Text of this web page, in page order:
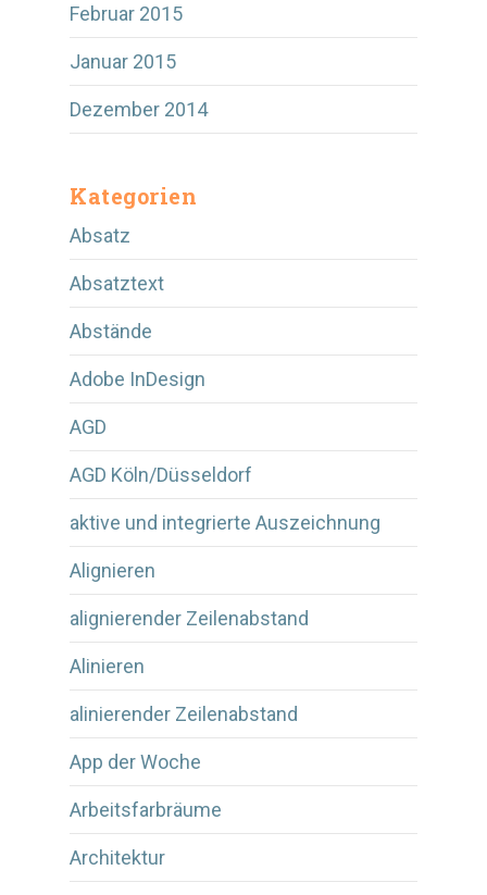
Februar 2015
Januar 2015
Dezember 2014
Kategorien
Absatz
Absatztext
Abstände
Adobe InDesign
AGD
AGD Köln/Düsseldorf
aktive und integrierte Auszeichnung
Alignieren
alignierender Zeilenabstand
Alinieren
alinierender Zeilenabstand
App der Woche
Arbeitsfarbräume
Architektur